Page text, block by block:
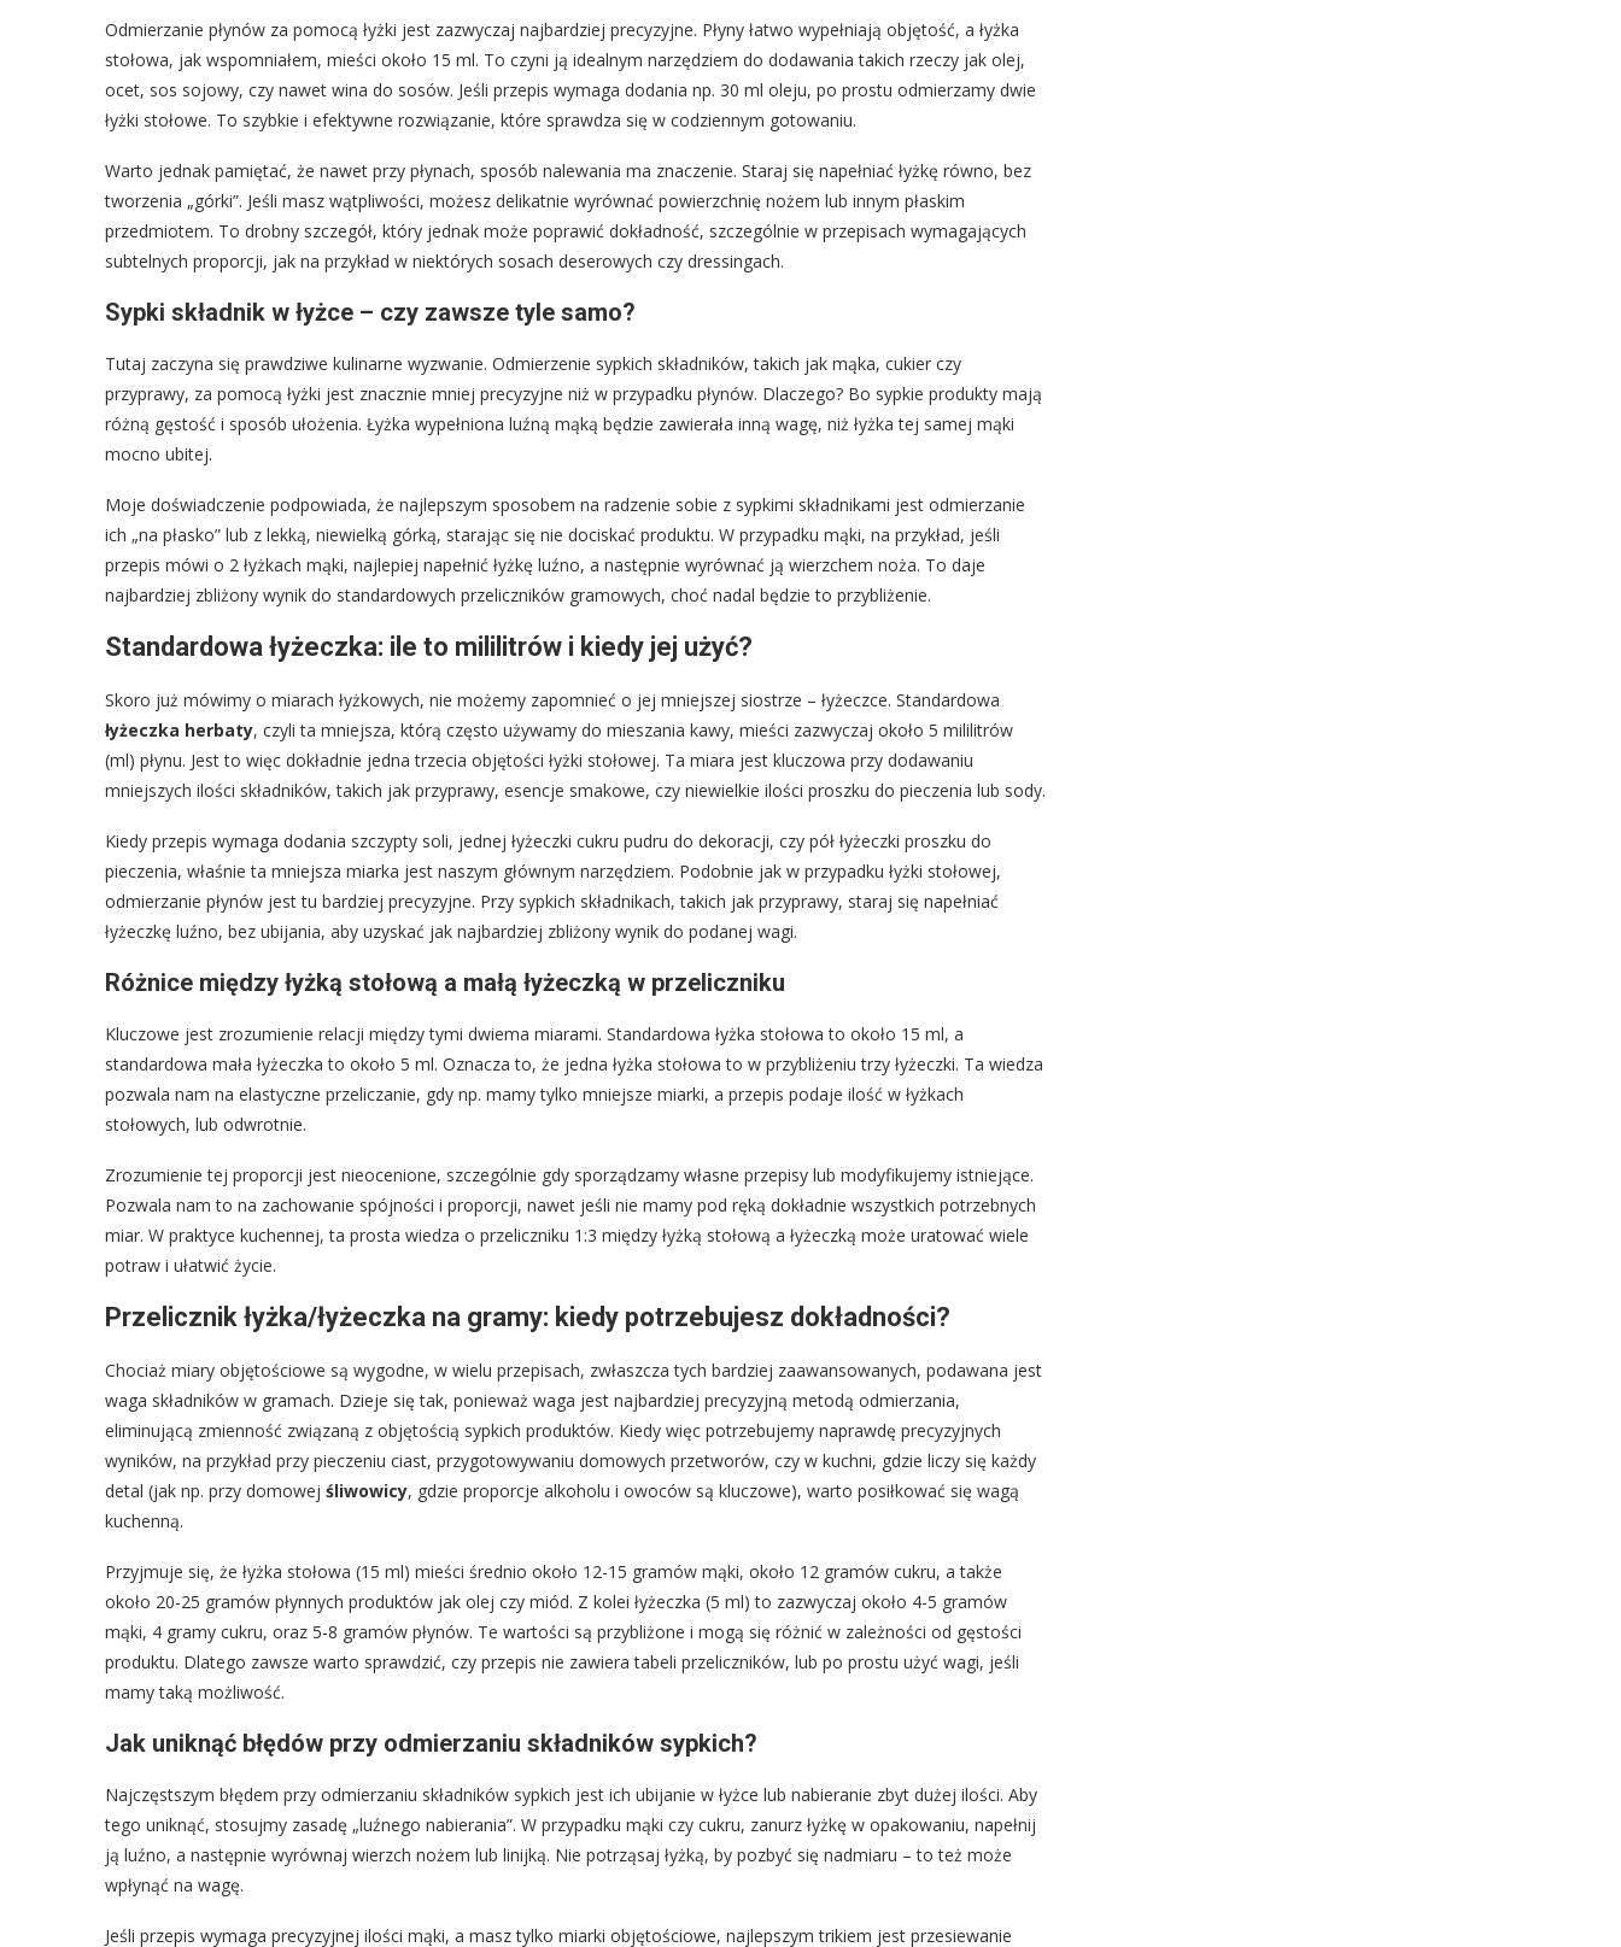
Odmierzanie płynów za pomocą łyżki jest zazwyczaj najbardziej precyzyjne. Płyny łatwo wypełniają objętość, a łyżka
stołowa, jak wspomniałem, mieści około 15 ml. To czyni ją idealnym narzędziem do dodawania takich rzeczy jak olej,
ocet, sos sojowy, czy nawet wina do sosów. Jeśli przepis wymaga dodania np. 30 ml oleju, po prostu odmierzamy dwie
łyżki stołowe. To szybkie i efektywne rozwiązanie, które sprawdza się w codziennym gotowaniu.
Warto jednak pamiętać, że nawet przy płynach, sposób nalewania ma znaczenie. Staraj się napełniać łyżkę równo, bez
tworzenia „górki”. Jeśli masz wątpliwości, możesz delikatnie wyrównać powierzchnię nożem lub innym płaskim
przedmiotem. To drobny szczegół, który jednak może poprawić dokładność, szczególnie w przepisach wymagających
subtelnych proporcji, jak na przykład w niektórych sosach deserowych czy dressingach.
Sypki składnik w łyżce – czy zawsze tyle samo?
Tutaj zaczyna się prawdziwe kulinarne wyzwanie. Odmierzenie sypkich składników, takich jak mąka, cukier czy
przyprawy, za pomocą łyżki jest znacznie mniej precyzyjne niż w przypadku płynów. Dlaczego? Bo sypkie produkty mają
różną gęstość i sposób ułożenia. Łyżka wypełniona luźną mąką będzie zawierała inną wagę, niż łyżka tej samej mąki
mocno ubitej.
Moje doświadczenie podpowiada, że najlepszym sposobem na radzenie sobie z sypkimi składnikami jest odmierzanie
ich „na płasko” lub z lekką, niewielką górką, starając się nie dociskać produktu. W przypadku mąki, na przykład, jeśli
przepis mówi o 2 łyżkach mąki, najlepiej napełnić łyżkę luźno, a następnie wyrównać ją wierzchem noża. To daje
najbardziej zbliżony wynik do standardowych przeliczników gramowych, choć nadal będzie to przybliżenie.
Standardowa łyżeczka: ile to mililitrów i kiedy jej użyć?
Skoro już mówimy o miarach łyżkowych, nie możemy zapomnieć o jej mniejszej siostrze – łyżeczce. Standardowa
łyżeczka herbaty, czyli ta mniejsza, którą często używamy do mieszania kawy, mieści zazwyczaj około 5 mililitrów
(ml) płynu. Jest to więc dokładnie jedna trzecia objętości łyżki stołowej. Ta miara jest kluczowa przy dodawaniu
mniejszych ilości składników, takich jak przyprawy, esencje smakowe, czy niewielkie ilości proszku do pieczenia lub sody.
Kiedy przepis wymaga dodania szczypty soli, jednej łyżeczki cukru pudru do dekoracji, czy pół łyżeczki proszku do
pieczenia, właśnie ta mniejsza miarka jest naszym głównym narzędziem. Podobnie jak w przypadku łyżki stołowej,
odmierzanie płynów jest tu bardziej precyzyjne. Przy sypkich składnikach, takich jak przyprawy, staraj się napełniać
łyżeczkę luźno, bez ubijania, aby uzyskać jak najbardziej zbliżony wynik do podanej wagi.
Różnice między łyżką stołową a małą łyżeczką w przeliczniku
Kluczowe jest zrozumienie relacji między tymi dwiema miarami. Standardowa łyżka stołowa to około 15 ml, a
standardowa mała łyżeczka to około 5 ml. Oznacza to, że jedna łyżka stołowa to w przybliżeniu trzy łyżeczki. Ta wiedza
pozwala nam na elastyczne przeliczanie, gdy np. mamy tylko mniejsze miarki, a przepis podaje ilość w łyżkach
stołowych, lub odwrotnie.
Zrozumienie tej proporcji jest nieocenione, szczególnie gdy sporządzamy własne przepisy lub modyfikujemy istniejące.
Pozwala nam to na zachowanie spójności i proporcji, nawet jeśli nie mamy pod ręką dokładnie wszystkich potrzebnych
miar. W praktyce kuchennej, ta prosta wiedza o przeliczniku 1:3 między łyżką stołową a łyżeczką może uratować wiele
potraw i ułatwić życie.
Przelicznik łyżka/łyżeczka na gramy: kiedy potrzebujesz dokładności?
Chociaż miary objętościowe są wygodne, w wielu przepisach, zwłaszcza tych bardziej zaawansowanych, podawana jest
waga składników w gramach. Dzieje się tak, ponieważ waga jest najbardziej precyzyjną metodą odmierzania,
eliminującą zmienność związaną z objętością sypkich produktów. Kiedy więc potrzebujemy naprawdę precyzyjnych
wyników, na przykład przy pieczeniu ciast, przygotowywaniu domowych przetworów, czy w kuchni, gdzie liczy się każdy
detal (jak np. przy domowej śliwowicy, gdzie proporcje alkoholu i owoców są kluczowe), warto posiłkować się wagą
kuchenną.
Przyjmuje się, że łyżka stołowa (15 ml) mieści średnio około 12-15 gramów mąki, około 12 gramów cukru, a także
około 20-25 gramów płynnych produktów jak olej czy miód. Z kolei łyżeczka (5 ml) to zazwyczaj około 4-5 gramów
mąki, 4 gramy cukru, oraz 5-8 gramów płynów. Te wartości są przybliżone i mogą się różnić w zależności od gęstości
produktu. Dlatego zawsze warto sprawdzić, czy przepis nie zawiera tabeli przeliczników, lub po prostu użyć wagi, jeśli
mamy taką możliwość.
Jak uniknąć błędów przy odmierzaniu składników sypkich?
Najczęstszym błędem przy odmierzaniu składników sypkich jest ich ubijanie w łyżce lub nabieranie zbyt dużej ilości. Aby
tego uniknąć, stosujmy zasadę „luźnego nabierania”. W przypadku mąki czy cukru, zanurz łyżkę w opakowaniu, napełnij
ją luźno, a następnie wyrównaj wierzch nożem lub linijką. Nie potrząsaj łyżką, by pozbyć się nadmiaru – to też może
wpłynąć na wagę.
Jeśli przepis wymaga precyzyjnej ilości mąki, a masz tylko miarki objętościowe, najlepszym trikiem jest przesiewanie